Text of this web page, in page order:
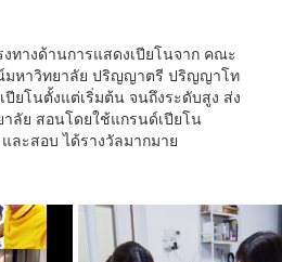
ทางด้านการแสดงเปียโนจาก คณะ
มหาวิทยาลัย ปริญญาตรี ปริญญาโท
ยโนตั้งแต่เริ่มต้น จนถึงระดับสูง ส่ง
ลัย สอนโดยใช้แกรนด์เปียโน
ละสอบ ได้รางวัลมากมาย